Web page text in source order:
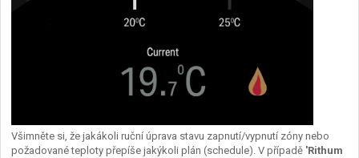
Všimněte si, že jakákoli ruční úprava stavu zapnutí/vypnutí zóny nebo
požadované teploty přepíše jakýkoli plán (schedule). V případě 'Rithum